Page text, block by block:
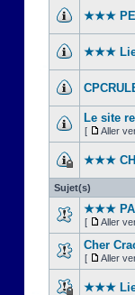
★★★
★★★
Le site
[ Aller
★★★
Sujet(s)
★★★
[ Aller
Cher
[ Aller
★★★